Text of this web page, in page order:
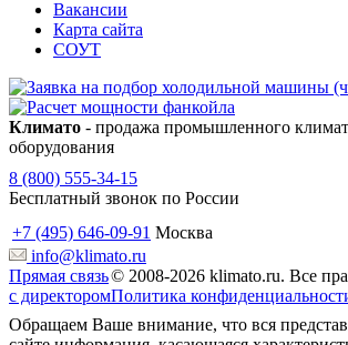
Вакансии
Карта сайта
СОУТ
Климато - продажа промышленного
оборудования
8 (800) 555-34-15
Бесплатный звонок по России
+7 (495) 646-09-91 Москва
info@klimato.ru
Прямая связь
с директором
© 2008-2026 klimato.ru. Все
Политика
Обращаем Ваше внимание, что вся